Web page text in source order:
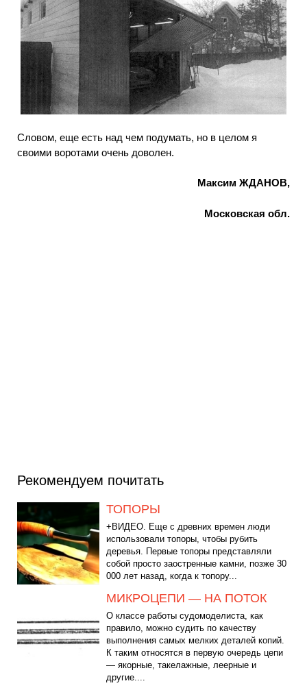
Словом, еще есть над чем подумать, но в целом я
своими воротами очень доволен.
Максим ЖДАНОВ,
Московская обл.
Рекомендуем почитать
ТОПОРЫ
+ВИДЕО. Еще с древних времен люди
использовали топоры, чтобы рубить
деревья. Первые топоры представляли
собой просто заостренные камни, позже 30
000 лет назад, когда к топору...
МИКРОЦЕПИ — НА ПОТОК
О классе работы судомоделиста, как
правило, можно судить по качеству
выполнения самых мелких деталей копий.
К таким относятся в первую очередь цепи
— якорные, такелажные, леерные и
другие....